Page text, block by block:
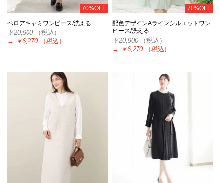
70%OFF
ベロアキャミワンピース/洗える
￥20,900（税込）
→
￥6,270 （税込）
70%OFF
配色デザインAラインシルエットワン
ピース/洗える
￥20,900（税込）
→
￥6,270 （税込）